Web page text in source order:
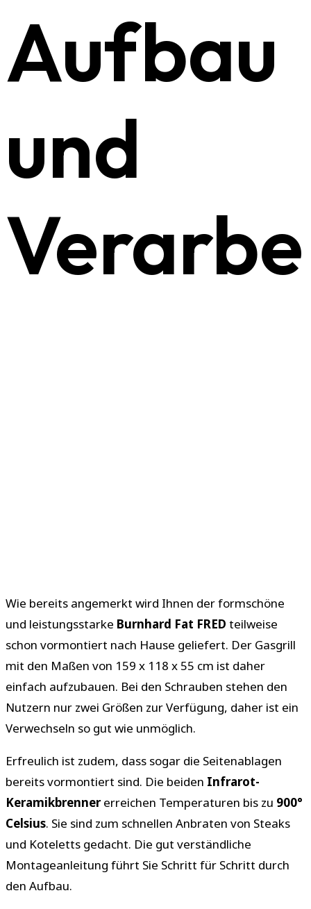
Aufbau
und
Wie bereits angemerkt wird Ihnen der formschöne
und leistungsstarke Burnhard Fat FRED teilweise
schon vormontiert nach Hause geliefert. Der Gasgrill
mit den Maßen von 159 x 118 x 55 cm ist daher
einfach aufzubauen. Bei den Schrauben stehen den
Nutzern nur zwei Größen zur Verfügung, daher ist ein
Verwechseln so gut wie unmöglich.
Erfreulich ist zudem, dass sogar die Seitenablagen
bereits vormontiert sind. Die beiden Infrarot-
Keramikbrennererreichen Temperaturen bis zu 900°
Celsius. Sie sind zum schnellen Anbraten von Steaks
und Koteletts gedacht. Die gut verständliche
Montageanleitung führt Sie Schritt für Schritt durch
den Aufbau.